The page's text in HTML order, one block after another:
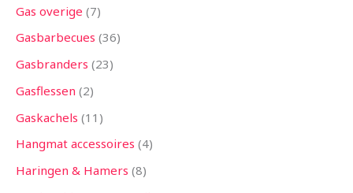
Gas overige 7
Gasbarbecues 36
Gasbranders 23
Gasflessen 2
Gaskachels 11
Hangmat accessoires 4
Haringen & Hamers 8